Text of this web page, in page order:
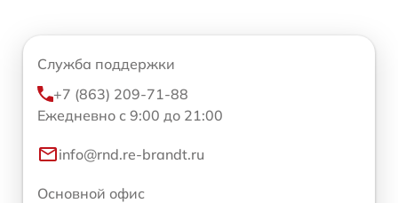
Служба поддержки
+7 (863) 209-71-88
Ежедневно с 9:00 до 21:00
info@rnd.re-brandt.ru
Основной офис